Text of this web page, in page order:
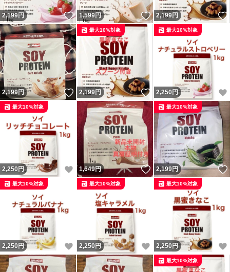
2,199円 いいね！
1,599円 いいね！
2,199円
2,199円 いいね！
2,199円 いいね！
最大10%対象
2,250 円
最大10%対象
2,250 円 いいね！
最大10%対象
1,649円 いいね！
2,199円
最大10%対象
2,250 円 いいね！
最大10%対象
2,250 円 いいね！
最大10%対象
2,250 円
最大10%対象
最大10%対象